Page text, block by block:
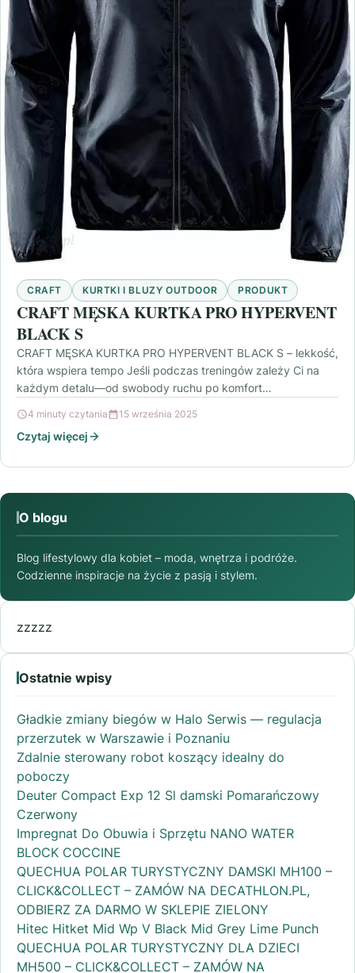
CRAFT KURTKI I BLUZY OUTDOOR PRODUKT
CRAFT MĘSKA KURTKA PRO HYPERVENT
BLACK S
CRAFT MĘSKA KURTKA PRO HYPERVENT BLACK S – lekkość,
która wspiera tempo Jeśli podczas treningów zależy Ci na
każdym detalu—od swobody ruchu po komfort…
4 minuty czytania 15 września 2025
Czytaj więcej
O blogu
Blog lifestylowy dla kobiet – moda, wnętrza i podróże.
Codzienne inspiracje na życie z pasją i stylem.
zzzzz
Ostatnie wpisy
Gładkie zmiany biegów w Halo Serwis — regulacja
przerzutek w Warszawie i Poznaniu
Zdalnie sterowany robot koszący idealny do
poboczy
Deuter Compact Exp 12 Sl damski Pomarańczowy
Czerwony
Impregnat Do Obuwia i Sprzętu NANO WATER
BLOCK COCCINE
QUECHUA POLAR TURYSTYCZNY DAMSKI MH100 –
CLICK&COLLECT – ZAMÓW NA DECATHLON.PL,
ODBIERZ ZA DARMO W SKLEPIE ZIELONY
Hitec Hitket Mid Wp V Black Mid Grey Lime Punch
QUECHUA POLAR TURYSTYCZNY DLA DZIECI
MH500 – CLICK&COLLECT – ZAMÓW NA